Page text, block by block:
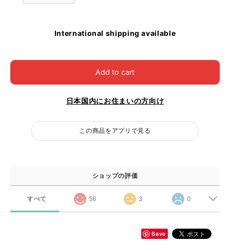
International shipping available
Add to cart
日本国内にお住まいの方向け
この商品をアプリで見る
ショップの評価
すべて 56 3 0
Save